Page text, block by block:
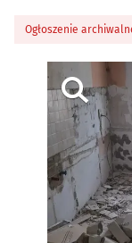
Ogłoszenie